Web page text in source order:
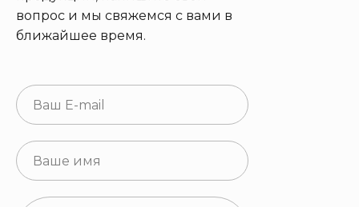
вопрос и мы свяжемся с вами в
ближайшее время.